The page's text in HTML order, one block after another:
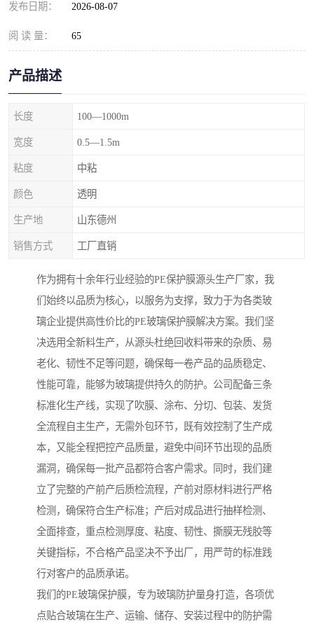
发布日期： 2026-08-07
阅 读 量： 65
产品描述
长度 100—1000m
宽度 0.5—1.5m
粘度 中粘
颜色 透明
生产地 山东德州
销售方式 工厂直销
作为拥有十余年行业经验的PE保护膜源头生产厂家，我
们始终以品质为核心，以服务为支撑，致力于为各类玻
璃企业提供高性价比的PE玻璃保护膜解决方案。我们坚
决选用全新料生产，从源头杜绝回收料带来的杂质、易
老化、韧性不足等问题，确保每一卷产品的品质稳定、
性能可靠，能够为玻璃提供持久的防护。公司配备三条
标准化生产线，实现了吹膜、涂布、分切、包装、发货
全流程自主生产，无需外包环节，既有效控制了生产成
本，又能全程把控产品质量，避免中间环节出现的品质
漏洞，确保每一批产品都符合客户需求。同时，我们建
立了完整的产前产后质检流程，产前对原材料进行严格
检测，确保符合生产标准；产后对成品进行抽样检测、
全面排查，重点检测厚度、粘度、韧性、撕膜无残胶等
关键指标，不合格产品坚决不予出厂，用严苛的标准践
行对客户的品质承诺。
我们的PE玻璃保护膜，专为玻璃防护量身打造，各项优
点贴合玻璃在生产、运输、储存、安装过程中的防护需